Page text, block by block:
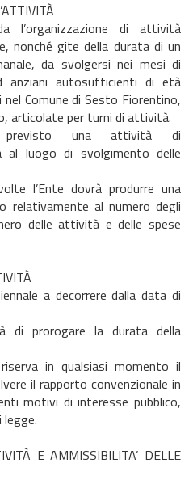
l’organizzazione di attività
nonché gite della durata di un
da svolgersi nei mesi di
autosufficienti di età
Comune di Sesto Fiorentino,
articolate per turni di attività.
previsto una attività di
al luogo di svolgimento delle
l’Ente dovrà produrre una
relativamente al numero degli
delle attività e delle spese
a decorrere dalla data di
di prorogare la durata della
in qualsiasi momento il
il rapporto convenzionale in
motivi di interesse pubblico,
E AMMISSIBILITA’ DELLE